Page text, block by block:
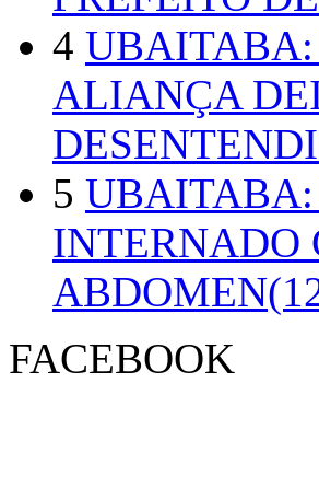
4 UBAITABA:
ALIANÇA
5 UBAITABA:
INTERNADO
FACEBOOK